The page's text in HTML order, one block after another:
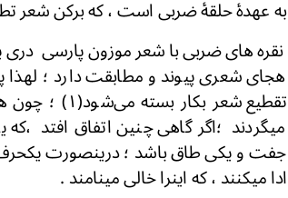
به عهدۀ حلقۀ ضربی است ، که برکن
نقره های ضربی با شعر موزون پارسی دری
هجای شعری پیوند و مطابقت دارد ؛
تقطیع شعر
میگردند ؛اگر گاهی چنین اتفاق افتد
جفت و یکی طاق باشد ؛ درینصورت یکحرف
ادا میکنند ، که اینرا خالی مینامند .